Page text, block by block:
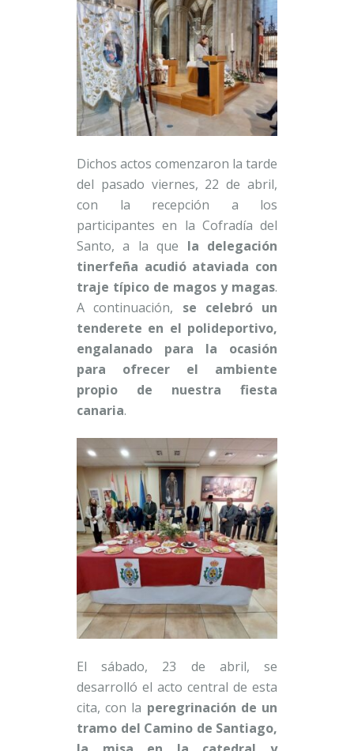
Dichos actos comenzaron la tarde
del pasado viernes, 22 de abril,
con la recepción a los
participantes en la Cofradía del
Santo, a la que la delegación
tinerfeña acudió ataviada con
traje típico de magos y magas.
A continuación, se celebró un
tenderete en el polideportivo,
engalanado para la ocasión
para ofrecer el ambiente
propio de nuestra fiesta
canaria.
El sábado, 23 de abril, se
desarrolló el acto central de esta
cita, con la peregrinación de un
tramo del Camino de Santiago,